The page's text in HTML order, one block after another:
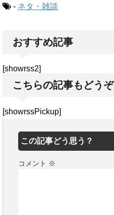
- ネタ・雑談
おすすめ記事
[showrss2]
こちらの記事もどうぞ
[showrssPickup]
この記事どう思う？
コメント ※